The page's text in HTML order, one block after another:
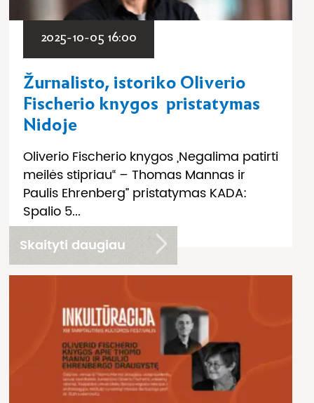
2025-10-05 16:00
Žurnalisto, istoriko Oliverio
Fischerio knygos pristatymas
Nidoje
Oliverio Fischerio knygos „Negalima patirti
meilės stipriau“ – Thomas Mannas ir
Paulis Ehrenberg” pristatymas KADA:
Spalio 5...
Skaityti daugiau